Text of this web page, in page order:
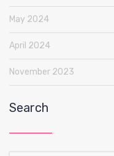
May 2024
April 2024
November 2023
Search